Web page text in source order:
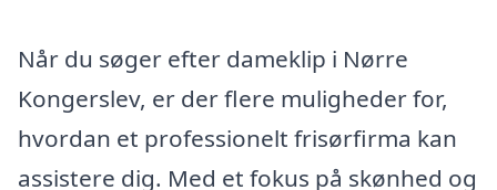
Når du søger efter dameklip i Nørre
Kongerslev, er der flere muligheder for,
hvordan et professionelt frisørfirma kan
assistere dig. Med et fokus på skønhed og